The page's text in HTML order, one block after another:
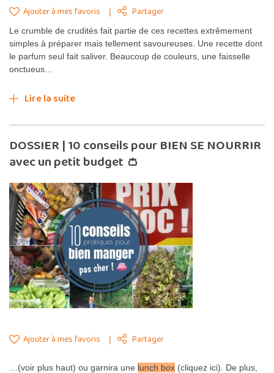
Ajouter à mes favoris
Partager
Le crumble de crudités fait partie de ces recettes extrêmement
simples à préparer mais tellement savoureuses. Une recette dont
le parfum seul fait saliver. Beaucoup de couleurs, une faisselle
onctueus…
Lire la suite
DOSSIER | 10 conseils pour BIEN SE NOURRIR
avec un petit budget 👛
Ajouter à mes favoris Partager
…(voir plus haut) ou garnira une lunch box (cliquez ici). De plus,